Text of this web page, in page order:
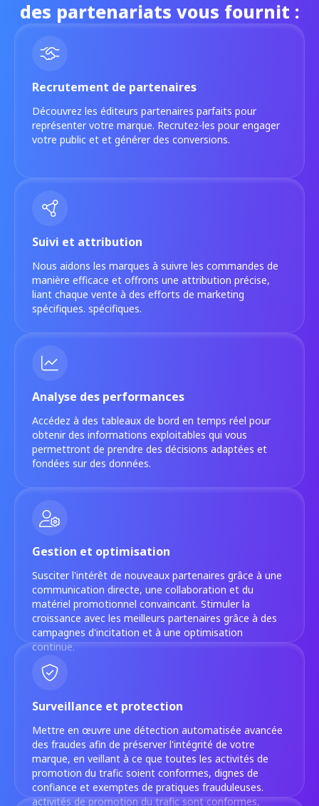
des partenariats vous fournit :
Recrutement de partenaires
Découvrez les éditeurs partenaires parfaits pour
représenter votre marque. Recrutez-les pour engager
votre public et et générer des conversions.
Suivi et attribution
Nous aidons les marques à suivre les commandes de
manière efficace et offrons une attribution précise,
liant chaque vente à des efforts de marketing
spécifiques. spécifiques.
Analyse des performances
Accédez à des tableaux de bord en temps réel pour
obtenir des informations exploitables qui vous
permettront de prendre des décisions adaptées et
fondées sur des données.
Gestion et optimisation
Susciter l'intérêt de nouveaux partenaires grâce à une
communication directe, une collaboration et du
matériel promotionnel convaincant. Stimuler la
croissance avec les meilleurs partenaires grâce à des
campagnes d'incitation et à une optimisation
continue.
Surveillance et protection
Mettre en œuvre une détection automatisée avancée
des fraudes afin de préserver l'intégrité de votre
marque, en veillant à ce que toutes les activités de
promotion du trafic soient conformes, dignes de
confiance et exemptes de pratiques frauduleuses.
activités de promotion du trafic sont conformes,